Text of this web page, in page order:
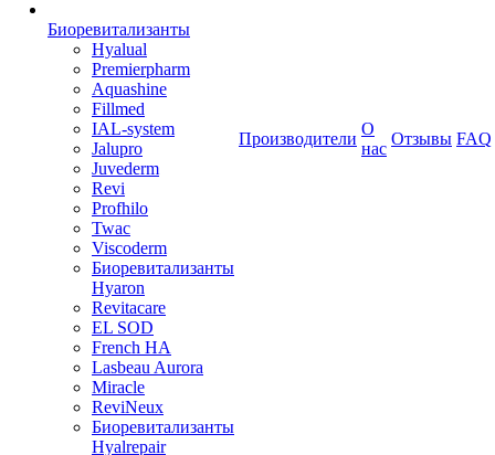
Биоревитализанты
Hyalual
Premierpharm
Aquashine
Fillmed
IAL-system
Jalupro
Juvederm
Revi
Profhilo
Twac
Viscoderm
Биоревитализанты
Hyaron
Revitacare
EL SOD
French HA
Lasbeau Aurora
Miracle
ReviNeux
Биоревитализанты
Hyalrepair
Производители
О
нас
Отзывы FAQ